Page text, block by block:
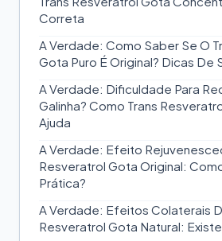
Correta
A Verdade: Como Saber Se O
Gota Puro É Original? Dicas De
A Verdade: Dificuldade Para
Galinha? Como Trans
Ajuda
A Verdade: Efeito
Resveratrol Gota Original:
Prática?
A Verdade: Efeitos Colaterais
Resveratrol Gota Natural: